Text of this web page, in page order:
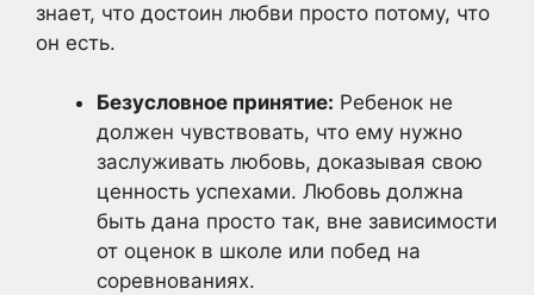
знает, что достоин любви просто потому, что
он есть.
Безусловное принятие: Ребенок не
должен чувствовать, что ему нужно
заслуживать любовь, доказывая свою
ценность успехами. Любовь должна
быть дана просто так, вне зависимости
от оценок в школе или побед на
соревнованиях.